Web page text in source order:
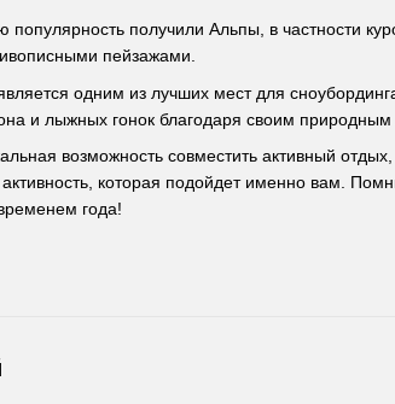
получили Альпы, в частности
пейзажами.
одним из лучших мест для
и лыжных гонок благодаря своим
возможность совместить активный
которая подойдет именно вам.
года!